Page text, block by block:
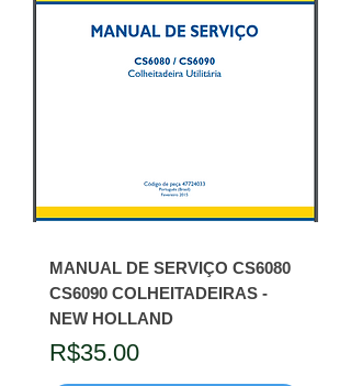
MANUAL DE SERVIÇO CS6080
CS6090 COLHEITADEIRAS -
NEW HOLLAND
Price
R$35.00